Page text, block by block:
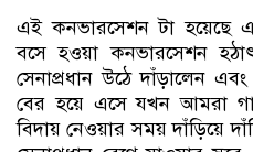
এই কনভারসেশন টা হয়েছে
বসে হওয়া কনভারসেশন
সেনাপ্রধান উঠে দাঁড়ালেন
বের হয়ে এসে যখন আমরা
বিদায় নেওয়ার সময় দাঁড়িয়ে